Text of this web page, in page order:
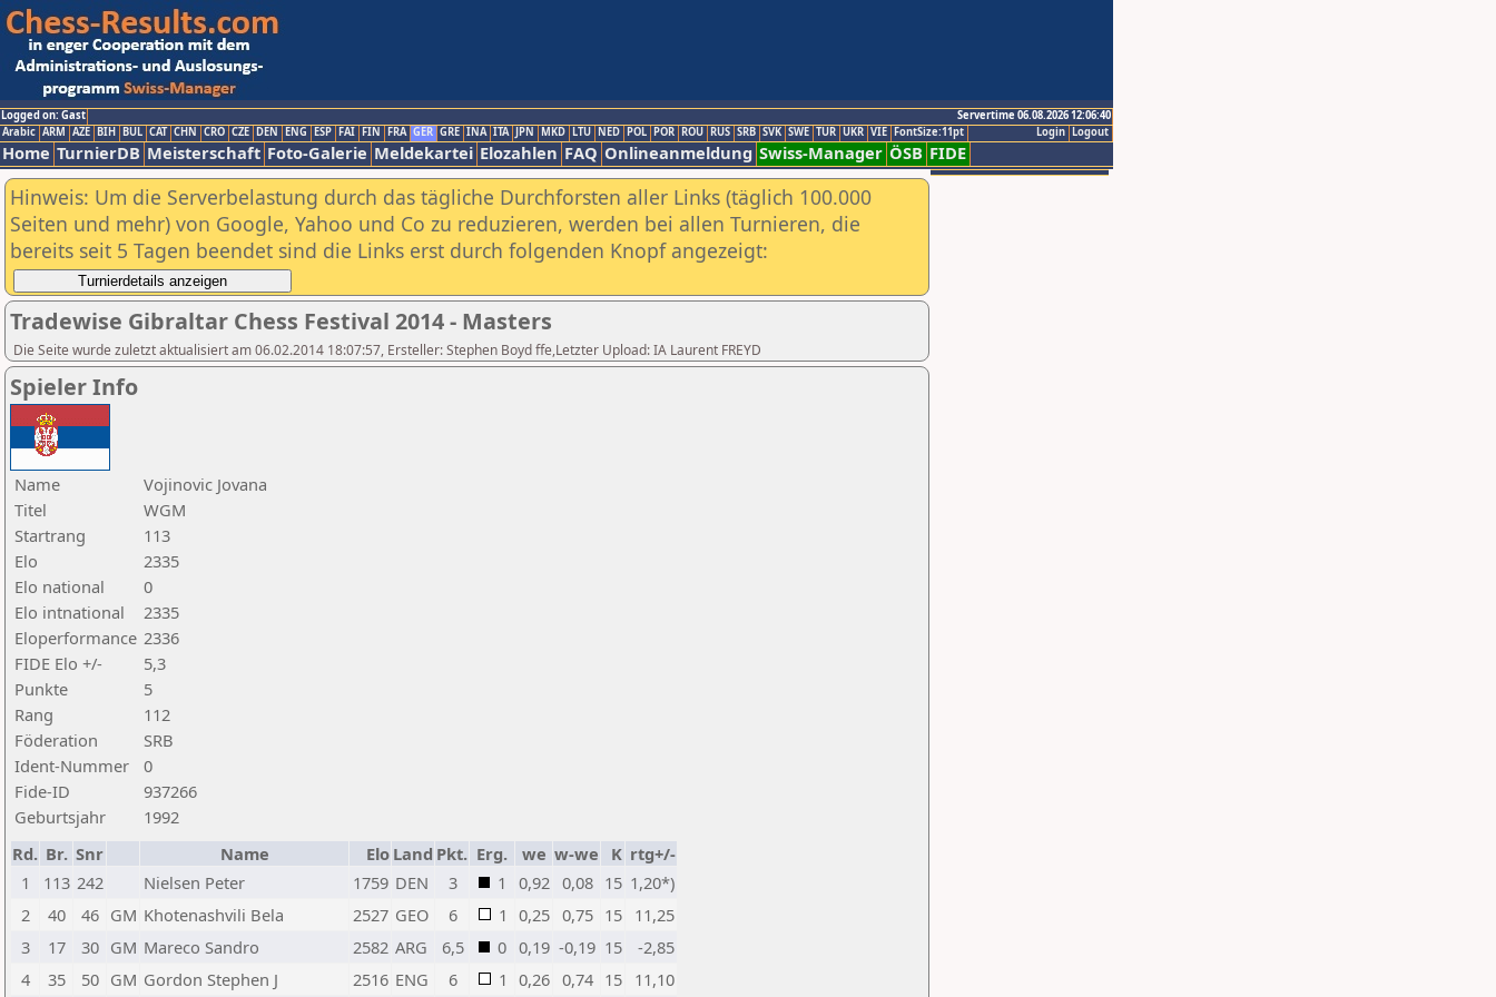
Logged on: Gast
Servertime 06.08.2026 12:06:40
Logout
Login
Arabic ARM AZE BIH BUL CAT CHN CRO CZE DEN ENG ESP FAI FIN FRA GER GRE INA ITA JPN MKD LTU NED POL POR ROU RUS SRB SVK SWE TUR UKR VIE FontSize:11pt
Home TurnierDB Meisterschaft Foto-Galerie Meldekartei Elozahlen FAQ Onlineanmeldung Swiss-Manager ÖSB FIDE
Hinweis: Um die Serverbelastung durch das tägliche Durchforsten aller Links (täglich 100.000
Seiten und mehr) von Google, Yahoo und Co zu reduzieren, werden bei allen Turnieren, die
bereits seit 5 Tagen beendet sind die Links erst durch folgenden Knopf angezeigt:
Tradewise Gibraltar Chess Festival 2014 - Masters
Die Seite wurde zuletzt aktualisiert am 06.02.2014 18:07:57, Ersteller: Stephen Boyd ffe,Letzter Upload: IA Laurent FREYD
Spieler Info
Name
Vojinovic Jovana
Titel
WGM
Startrang
113
Elo
2335
Elo national
0
Elo intnational
2335
Eloperformance 2336
FIDE Elo +/-
5,3
Punkte
5
Rang
112
Föderation
SRB
Ident-Nummer
0
Fide-ID
937266
Geburtsjahr
1992
Rd. Br. Snr Name Elo Land Pkt. Erg. we w-we K rtg+/-
1
113 242 Nielsen Peter 1759 DEN 3 1 0,92 0,08 15 1,20*)
2
40 46 GM Khotenashvili Bela 2527 GEO 6 1 0,25 0,75 15 11,25
3
17 30 GM Mareco Sandro 2582 ARG 6,5 0 0,19 -0,19 15
-2,85
4
35 50 GM Gordon Stephen J 2516 ENG 6 1 0,26 0,74 15 11,10